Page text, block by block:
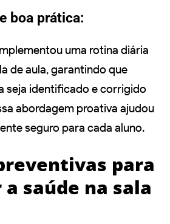
boa prática:
uma rotina diária
de aula, garantindo que
seja identificado e corrigido
abordagem proativa ajudou
seguro para cada aluno.
para
saúde na sala